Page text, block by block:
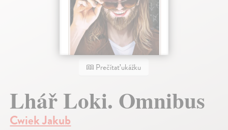
Prečítať ukážku
Lhář Loki. Omnibus
Cwiek Jakub